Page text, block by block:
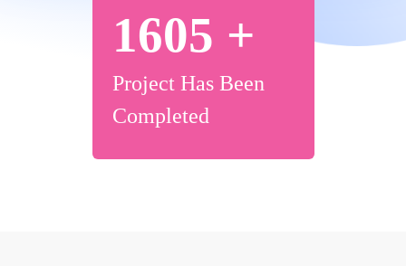
1605 +
Project Has Been
Completed